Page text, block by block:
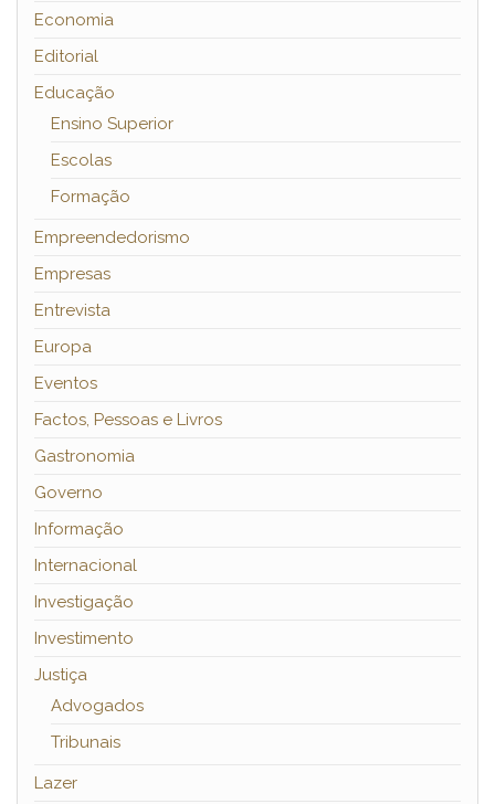
Economia
Editorial
Educação
Ensino Superior
Escolas
Formação
Empreendedorismo
Empresas
Entrevista
Europa
Eventos
Factos, Pessoas e Livros
Gastronomia
Governo
Informação
Internacional
Investigação
Investimento
Justiça
Advogados
Tribunais
Lazer